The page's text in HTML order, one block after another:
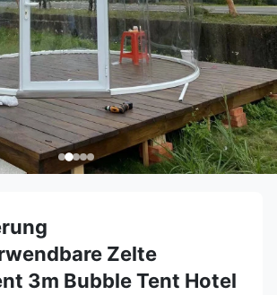
Zelte
3m Bubble Tent Hotel